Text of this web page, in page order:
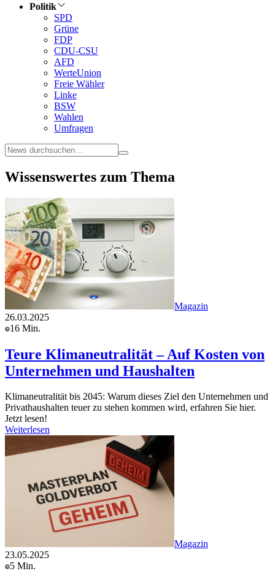
Politik
SPD
Grüne
FDP
CDU-CSU
AFD
WerteUnion
Freie Wähler
Linke
BSW
Wahlen
Umfragen
Wissenswertes zum Thema
Magazin
26.03.2025
16 Min.
Teure Klimaneutralität – Auf Kosten von
Unternehmen und Haushalten
Klimaneutralität bis 2045: Warum dieses Ziel den Unternehmen und
Privathaushalten teuer zu stehen kommen wird, erfahren Sie hier.
Jetzt lesen!
Weiterlesen
Magazin
23.05.2025
5 Min.